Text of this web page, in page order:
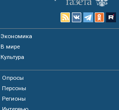
Экономика
В мире
Культура
Опросы
Персоны
Регионы